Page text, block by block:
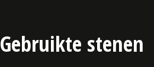
Gebruikte stenen